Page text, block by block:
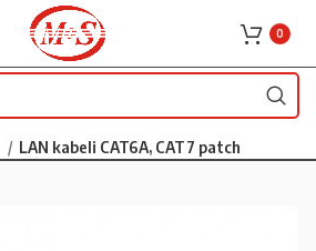
0
LAN kabeli CAT6A, CAT7 patch